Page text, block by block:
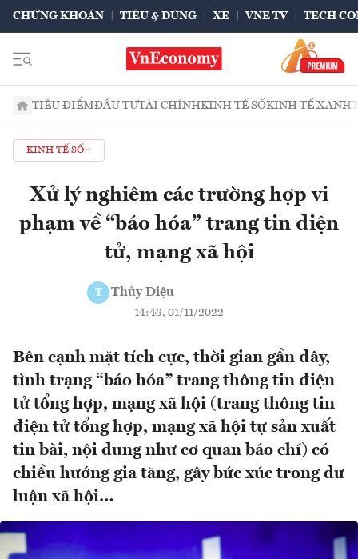
CHỨNG KHOÁN TIÊU & DÙNG XE VNE TV TECH
TIÊU ĐIỂMĐẦU TƯTÀI CHÍNHKINH TẾ SỐKINH TẾ XANH
KINH TẾ SỐ
Xử lý nghiêm các trường hợp vi
phạm về “báo hóa” trang tin điện
tử, mạng xã hội
T Thủy Diệu
14:43, 01/11/2022
Bên cạnh mặt tích cực, thời gian gần đây,
tình trạng “báo hóa” trang thông tin điện
tử tổng hợp, mạng xã hội (trang thông tin
điện tử tổng hợp, mạng xã hội tự sản xuất
tin bài, nội dung như cơ quan báo chí) có
chiều hướng gia tăng, gây bức xúc trong dư
luận xã hội…